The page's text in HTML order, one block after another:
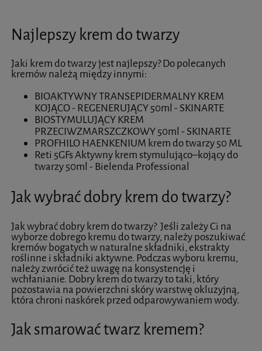
Najlepszy krem do twarzy
Jaki krem do twarzy jest najlepszy? Do polecanych
kremów należą między innymi:
BIOAKTYWNY TRANSEPIDERMALNY KREM
KOJĄCO - REGENERUJĄCY 50ml - SKINARTE
BIOSTYMULUJĄCY KREM
PRZECIWZMARSZCZKOWY 50ml - SKINARTE
PROFHILO HAENKENIUM krem do twarzy 50 ML
Reti 5GFs Aktywny krem stymulująco–kojący do
twarzy 50ml - Bielenda Professional
Jak wybrać dobry krem do twarzy?
Jak wybrać dobry krem do twarzy? Jeśli zależy Ci na
wyborze dobrego kremu do twarzy, należy poszukiwać
kremów bogatych w naturalne składniki, ekstrakty
roślinne i składniki aktywne. Podczas wyboru kremu,
należy zwrócić też uwagę na konsystencję i
wchłanianie. Dobry krem do twarzy to taki, który
pozostawia na powierzchni skóry warstwę okluzyjną,
która chroni naskórek przed odparowywaniem wody.
Jak smarować twarz kremem?